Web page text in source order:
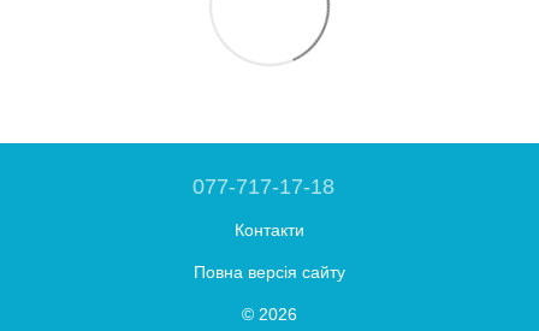
077-717-17-18
Контакти
Повна версія сайту
© 2026